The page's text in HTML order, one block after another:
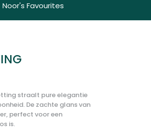
Noor's Favourites
straalt pure elegantie
De zachte glans van
perfect voor een
is.